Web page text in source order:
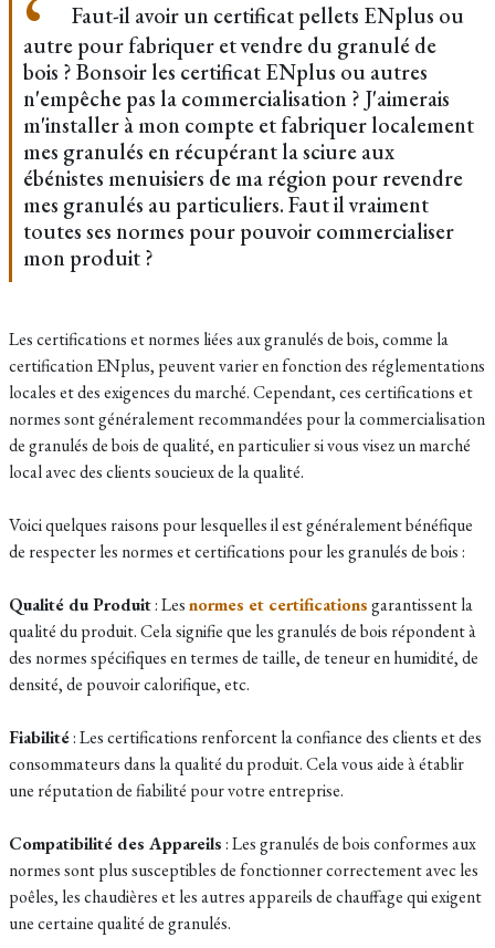
Faut-il avoir un certificat pellets ENplus ou
autre pour fabriquer et vendre du granulé de
bois ? Bonsoir les certificat ENplus ou autres
n'empêche pas la commercialisation ? J'aimerais
m'installer à mon compte et fabriquer localement
mes granulés en récupérant la sciure aux
ébénistes menuisiers de ma région pour revendre
mes granulés au particuliers. Faut il vraiment
toutes ses normes pour pouvoir commercialiser
mon produit ?
Les certifications et normes liées aux granulés de bois, comme la
certification ENplus, peuvent varier en fonction des réglementations
locales et des exigences du marché. Cependant, ces certifications et
normes sont généralement recommandées pour la commercialisation
de granulés de bois de qualité, en particulier si vous visez un marché
local avec des clients soucieux de la qualité.
Voici quelques raisons pour lesquelles il est généralement bénéfique
de respecter les normes et certifications pour les granulés de bois :
Qualité du Produit: Lesnormes et certificationsgarantissent la
qualité du produit. Cela signifie que les granulés de bois répondent à
des normes spécifiques en termes de taille, de teneur en humidité, de
densité, de pouvoir calorifique, etc.
Fiabilité: Les certifications renforcent la confiance des clients et des
consommateurs dans la qualité du produit. Cela vous aide à établir
une réputation de fiabilité pour votre entreprise.
Compatibilité des Appareils: Les granulés de bois conformes aux
normes sont plus susceptibles de fonctionner correctement avec les
poêles, les chaudières et les autres appareils de chauffage qui exigent
une certaine qualité de granulés.